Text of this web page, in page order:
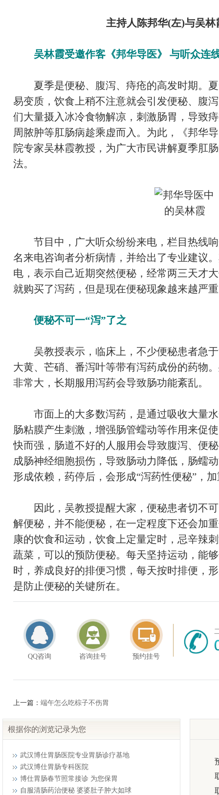
主持人陈邦华(左)与吴林
吴林霞受邀作客《邦华导医》 与听众连
夏季是便秘、腹泻、痔疮的高发时期。夏
易变质，饮食上稍不注意就会引发便秘、腹
们大量摄入冰冷食物解凉，刺激肠胃，导致
周脓肿等肛肠病趁乘虚而入。为此，《邦华
院专家吴林霞教授，为广大市民讲解夏季肛
法。
节目中，广大听众纷纷来电，栏目热线响
名来电咨询者分析病情，并给出了专业建议
电，表示自己近期突然便秘，经常两三天才
就购买了泻药，但是现在便秘现象越来越严
便秘不可一“泻”了之
吴教授表示，临床上，不少便秘患者急于
大黄、芒硝、番泻叶等带有泻药成份的药物
非常大，长期服用泻药会导致肠功能紊乱。
市面上的大多数泻药，是通过吸收大量水
肠粘膜产生刺激，增强肠管蠕动等作用来促
快而强，肠道不好的人服用会导致腹泻、便
成肠神经细胞损伤，导致肠动力降低，肠蠕
形成依赖，药停后，会形成“泻药性便秘”，
因此，吴教授提醒大家，便秘患者切不可
解便秘，并不能便秘，在一定程度下还会加
康的饮食和运动，饮食上定量定时，忌辛辣
蔬菜，可以的预防便秘。每天坚持运动，能
时，养成良好的排便习惯，每天按时排便，
是防止便秘的关键所在。
QQ咨询 咨询挂号 预约挂号
上一篇： 端午怎么吃棕子不伤胃
根据你的浏览记录为您
武汉博仕胃肠医院专业胃肠诊疗基地
武汉博仕胃肠专科医院
博仕胃肠春节照常接诊 为您保胃
自服清肠药治便秘 婆婆肚子肿大如球